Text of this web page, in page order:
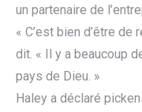
un partenaire de
« C’est bien d’être de
dit. « Il y a beaucoup
pays de Dieu. »
Haley a déclaré